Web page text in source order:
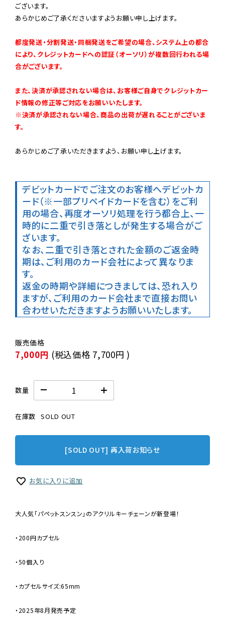
ございます。
あらかじめご了承くださいますようお願い申し上げます。
都度発送・分割発送・同梱発送をご希望の場合、システム上の都合
により、クレジットカードへの認証（オーソリ）が複数回行われる場
合がございます。
また、決済が承認されない場合は、お客様ご自身でクレジットカー
ド情報の修正等ご対応をお願いいたします。
※決済が承認されない場合、商品の出荷が遅れることがございま
す。
あらかじめご了承いただきますよう、お願い申し上げます。
デビットカードでご注文のお客様へデビットカ
ード（※一部プリペイドカードを含む）をご利
用の場合、再度オーソリ処理を行う都合上、一
時的に二重で引き落としが発生する場合がご
ざいます。
なお、二重で引き落とされた金額のご返金時
期は、ご利用のカード会社によって異なりま
す。
返金の時期や詳細につきましては、恐れ入り
ますが、ご利用のカード会社まで直接お問い
合わせいただきますようお願いいたします。
7,000円 (税込価格 7,700円 )
数量
在庫数 SOLD OUT
[SOLD OUT] 再入荷お知らせ
お気に入りに追加
大人気「パペットスンスン」のアクリルキーチェーンが新登場！
・200円カプセル
・50個入り
・カプセルサイズ:65mm
・2025年8月発売予定